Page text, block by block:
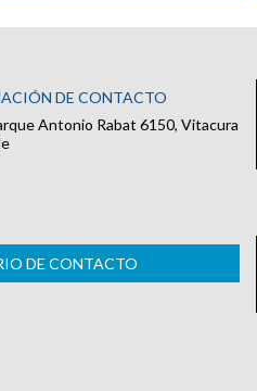
DE CONTACTO
Antonio Rabat 6150, Vitacura
DE CONTACTO